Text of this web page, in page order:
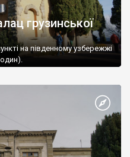
грузинської
на південному узбережжі
один).